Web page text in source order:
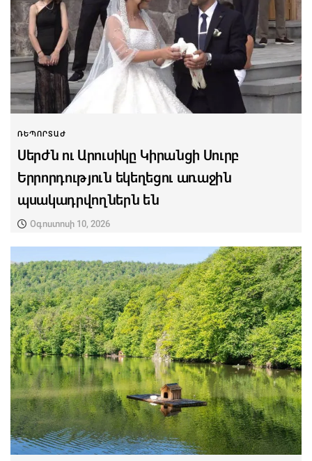
ՌԵՊՈՐՏԱԺ
Սերժն ու Արուսիկը Կիրանցի Սուրբ
Երրորդություն եկեղեցու առաջին
պսակադրվողներն են
Օգոստոսի 10, 2026